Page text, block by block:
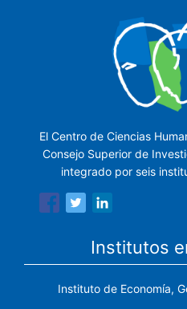
El Centro de Ciencias
Consejo Superior de
integrado por seis
Institutos
Instituto de Economía,